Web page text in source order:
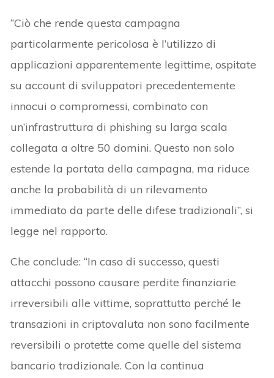
“Ciò che rende questa campagna
particolarmente pericolosa è l’utilizzo di
applicazioni apparentemente legittime, ospitate
su account di sviluppatori precedentemente
innocui o compromessi, combinato con
un’infrastruttura di phishing su larga scala
collegata a oltre 50 domini. Questo non solo
estende la portata della campagna, ma riduce
anche la probabilità di un rilevamento
immediato da parte delle difese tradizionali”, si
legge nel rapporto.
Che conclude: “In caso di successo, questi
attacchi possono causare perdite finanziarie
irreversibili alle vittime, soprattutto perché le
transazioni in criptovaluta non sono facilmente
reversibili o protette come quelle del sistema
bancario tradizionale. Con la continua